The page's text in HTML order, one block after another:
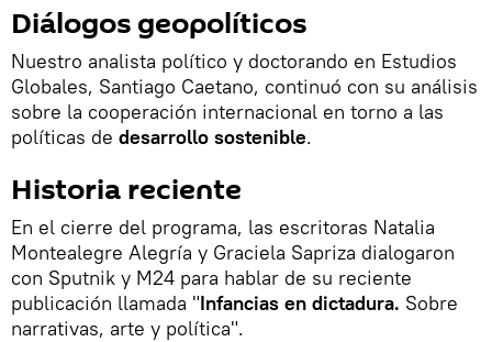
Diálogos geopolíticos
Nuestro analista político y doctorando en Estudios
Globales, Santiago Caetano, continuó con su análisis
sobre la cooperación internacional en torno a las
políticas de desarrollo sostenible.
Historia reciente
En el cierre del programa, las escritoras Natalia
Montealegre Alegría y Graciela Sapriza dialogaron
con Sputnik y M24 para hablar de su reciente
publicación llamada "Infancias en dictadura. Sobre
narrativas, arte y política".